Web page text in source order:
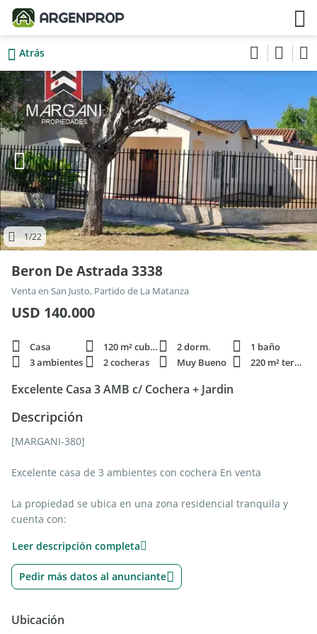
Atrás
1/22
Beron De Astrada 3338
Venta en San Justo, Partido de La Matanza
USD 140.000
Casa 120 m² cubie. 2 dorm.
1 baño
3 ambientes
2 cocheras Muy Bueno 220 m² terren.
Excelente Casa 3 AMB c/ Cochera + Jardin
Descripción
[MARGANI-380]
Excelente casa de 3 ambientes con cochera En venta
La propiedad se ubica en una zona residencial tranquila y
cuenta con:
Cocinacomedor
Baño completo
Patio con parrilla
Jardín al frente
Leer descripción completa
Pedir más datos al anunciante
Ubicación